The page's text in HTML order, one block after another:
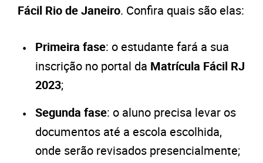
Fácil Rio de Janeiro. Confira quais são elas:
Primeira fase: o estudante fará a sua
inscrição no portal da Matrícula Fácil RJ
2023;
Segunda fase: o aluno precisa levar os
documentos até a escola escolhida,
onde serão revisados presencialmente;